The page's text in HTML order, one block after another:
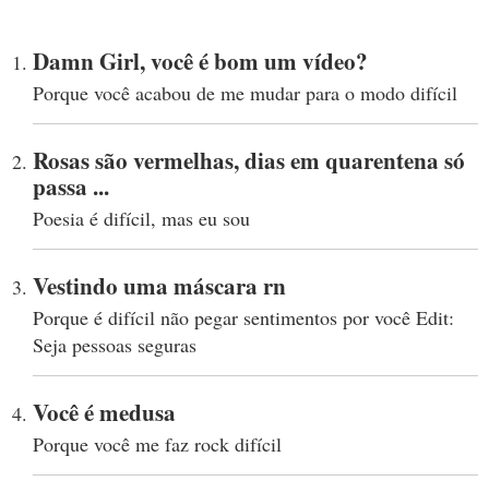
Damn Girl, você é bom um vídeo?
Porque você acabou de me mudar para o modo difícil
Rosas são vermelhas, dias em quarentena só
passa ...
Poesia é difícil, mas eu sou
Vestindo uma máscara rn
Porque é difícil não pegar sentimentos por você Edit:
Seja pessoas seguras
Você é medusa
Porque você me faz rock difícil